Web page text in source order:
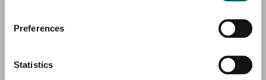
Preferences
Statistics
geologiske struktur i detaljer.
Ministeriets CCS udspil sætter ord og